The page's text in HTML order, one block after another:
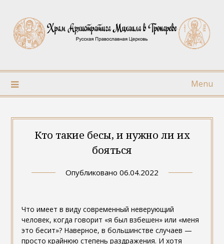
content
Menu
Кто такие бесы, и нужно ли их
бояться
Опубликовано 06.04.2022
Что имеет в виду современный неверующий
человек, когда говорит «я был взбешен» или «меня
это бесит»? Наверное, в большинстве случаев —
просто крайнюю степень раздражения. И хотя